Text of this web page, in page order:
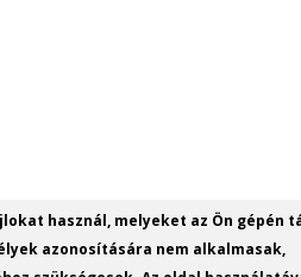
használ, melyeket az Ön gépén
azonosítására nem alkalmasak,